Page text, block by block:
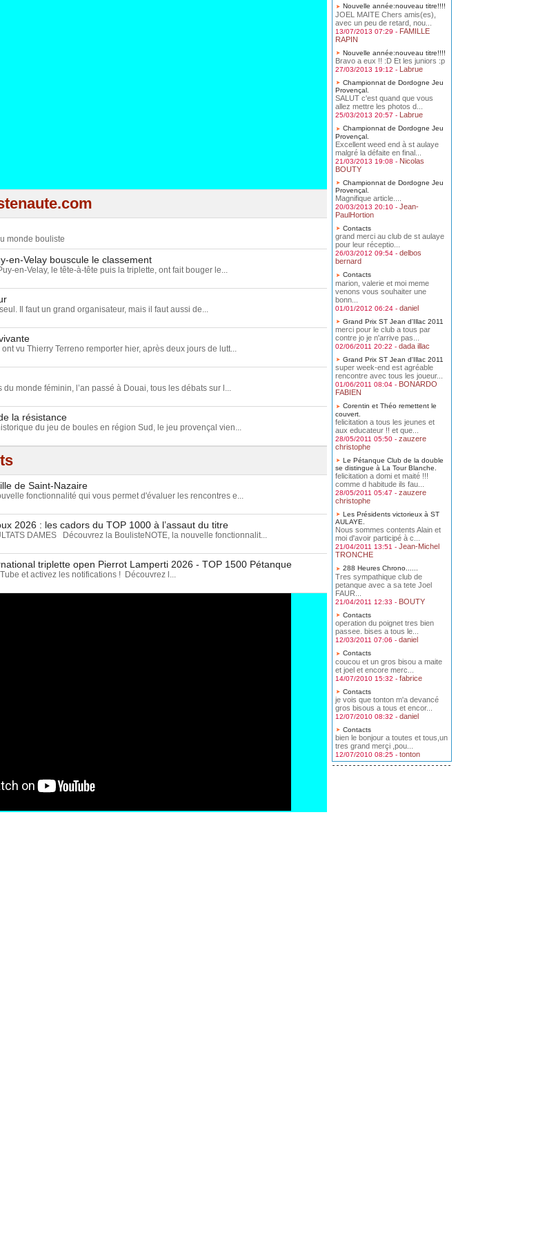
monde bouliste
en-Velay bouscule le classement
en-Velay, le tête-à-tête puis la triplette, ont fait bouger le...
Il faut un grand organisateur, mais il faut aussi de...
ont vu Thierry Terreno remporter hier, après deux jours de lutt...
monde féminin, l’an passé à Douai, tous les débats sur l...
la résistance
du jeu de boules en région Sud, le jeu provençal vien...
de Saint-Nazaire
fonctionnalité qui vous permet d'évaluer les rencontres e...
2026 : les cadors du TOP 1000 à l’assaut du titre
DAMES Découvrez la BoulisteNOTE, la nouvelle fonctionnalit...
triplette open Pierrot Lamperti 2026 - TOP 1500 Pétanque
et activez les notifications ! Découvrez l...
Nouvelle année:nouveau titre!!!!
JOEL MAITE Chers amis(es),
avec un peu de retard, nou...
13/07/2013 07:29 - FAMILLE
RAPIN
Nouvelle année:nouveau titre!!!!
Bravo a eux !! :D Et les juniors :p
27/03/2013 19:12 - Labrue
Championnat de Dordogne Jeu
Provençal.
SALUT c'est quand que vous
allez mettre les photos d...
25/03/2013 20:57 - Labrue
Championnat de Dordogne Jeu
Provençal.
Excellent weed end à st aulaye
malgré la défaite en final...
21/03/2013 19:08 - Nicolas
BOUTY
Championnat de Dordogne Jeu
Provençal.
Magnifique article....
20/03/2013 20:10 - Jean-
PaulHortion
Contacts
grand merci au club de st aulaye
pour leur réceptio...
26/03/2012 09:54 - delbos
bernard
Contacts
marion, valerie et moi meme
venons vous souhaiter une
bonn...
01/01/2012 06:24 - daniel
Grand Prix ST Jean d'Illac 2011
merci pour le club a tous par
contre jo je n'arrive pas...
02/06/2011 20:22 - dada illac
Grand Prix ST Jean d'Illac 2011
super week-end est agréable
rencontre avec tous les joueur...
01/06/2011 08:04 - BONARDO
FABIEN
Corentin et Théo remettent le
couvert.
felicitation a tous les jeunes et
aux educateur !! et que...
28/05/2011 05:50 - zauzere
christophe
Le Pétanque Club de la double
se distingue à La Tour Blanche.
felicitation a domi et maité !!!
comme d habitude ils fau...
28/05/2011 05:47 - zauzere
christophe
Les Présidents victorieux à ST
AULAYE.
Nous sommes contents Alain et
moi d'avoir participé à c...
21/04/2011 13:51 - Jean-Michel
TRONCHE
288 Heures Chrono......
Tres sympathique club de
petanque avec a sa tete Joel
FAUR...
21/04/2011 12:33 - BOUTY
Contacts
operation du poignet tres bien
passee. bises a tous le...
12/03/2011 07:06 - daniel
Contacts
coucou et un gros bisou a maite
et joel et encore merc...
14/07/2010 15:32 - fabrice
Contacts
je vois que tonton m'a devancé
gros bisous a tous et encor...
12/07/2010 08:32 - daniel
Contacts
bien le bonjour a toutes et tous,un
tres grand merçi ,pou...
12/07/2010 08:25 - tonton